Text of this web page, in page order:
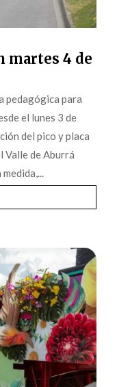
martes 4 de
pedagógica para
el lunes 3 de
del pico y placa
Valle de Aburrá